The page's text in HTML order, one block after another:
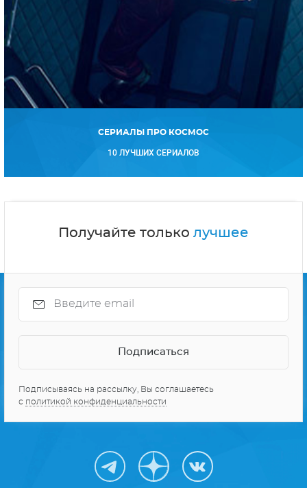
СЕРИАЛЫ ПРО КОСМОС
10 ЛУЧШИХ СЕРИАЛОВ
Получайте только лучшее
Подписываясь на рассылку, Вы соглашаетесь
с политикой конфиденциальности